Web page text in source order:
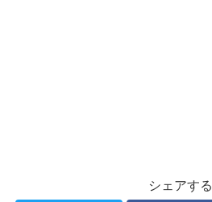
シェアする